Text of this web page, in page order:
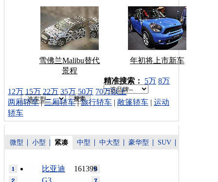
雪佛兰Malibu替代
景程
年初将上市新车
车型搜索：
精准搜索： 5万 8万
12万 15万 22万 35万 50万 70万以上
两厢轿车|三厢轿车|旅行轿车 | 敞篷轿车 | 运动
轿车
微型 小型 紧凑 中型 中大型 豪华型 SUV
161399
比亚迪